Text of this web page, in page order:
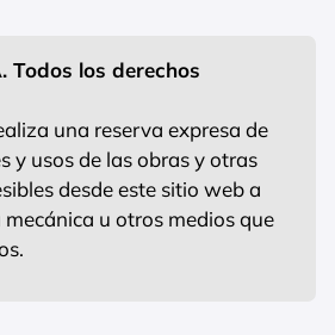
Todos los derechos
una reserva expresa de
y usos de las obras y otras
desde este sitio web a
u otros medios que